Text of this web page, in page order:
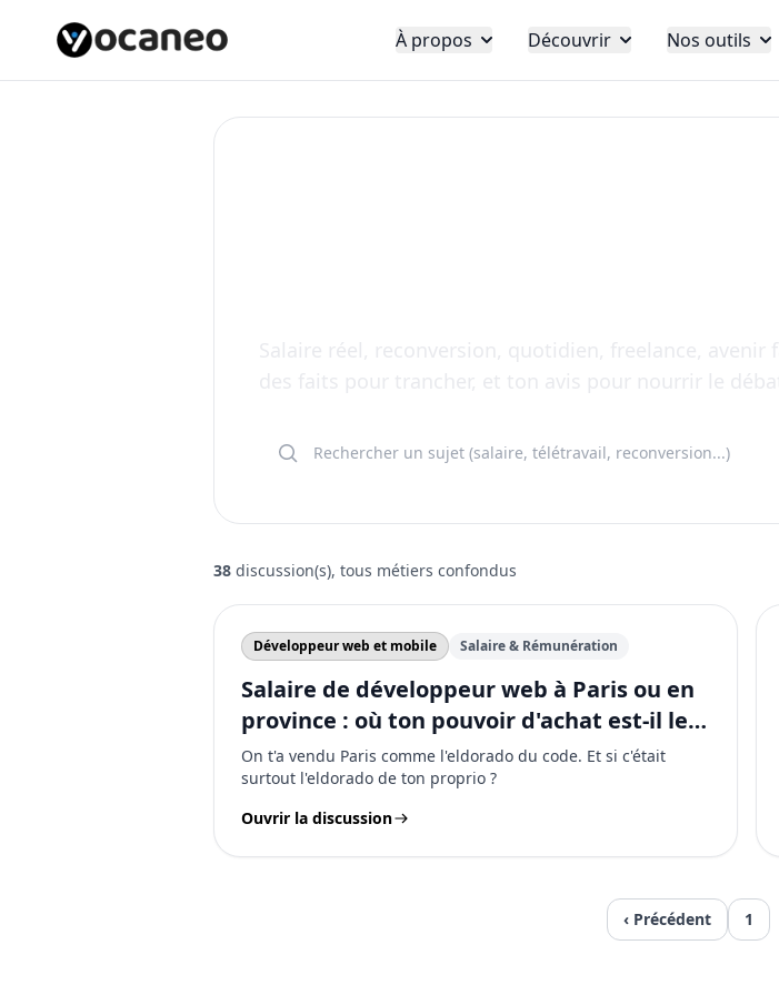
À propos Découvrir Nos outils
38 discussion(s), tous métiers confondus
Développeur web et mobile Salaire & Rémunération
Salaire de développeur web à Paris ou en
province : où ton pouvoir d'achat est-il le
plus élevé ?
On t'a vendu Paris comme l'eldorado du code. Et si c'était
surtout l'eldorado de ton proprio ?
Ouvrir la discussion
‹ Précédent 1